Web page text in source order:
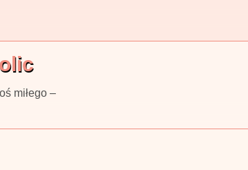
miłego –